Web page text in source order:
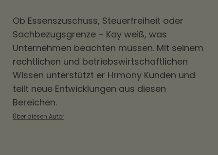
Ob Essenszuschuss, Steuerfreiheit oder
Sachbezugsgrenze – Kay weiß, was
Unternehmen beachten müssen. Mit seinem
rechtlichen und betriebswirtschaftlichen
Wissen unterstützt er Hrmony Kunden und
teilt neue Entwicklungen aus diesen
Bereichen.
Über diesen Autor